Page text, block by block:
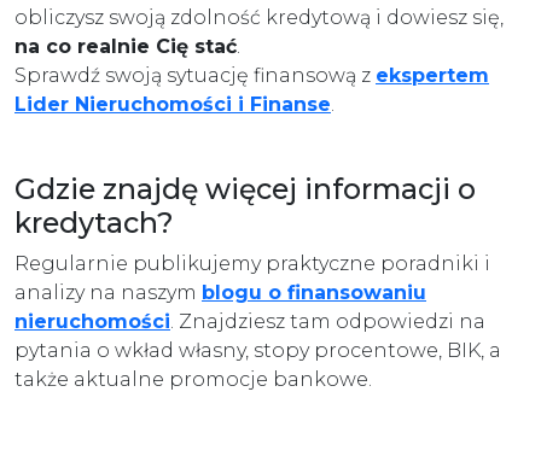
obliczysz swoją zdolność kredytową i dowiesz się,
na co realnie Cię stać.
Sprawdź swoją sytuację finansową z ekspertem
Lider Nieruchomości i Finanse.
Gdzie znajdę więcej informacji o
kredytach?
Regularnie publikujemy praktyczne poradniki i
analizy na naszym blogu o finansowaniu
nieruchomości. Znajdziesz tam odpowiedzi na
pytania o wkład własny, stopy procentowe, BIK, a
także aktualne promocje bankowe.